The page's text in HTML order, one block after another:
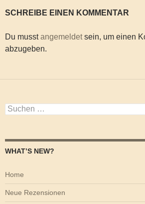
SCHREIBE EINEN KOMMENTAR
Du musstangemeldetsein, um einen
abzugeben.
Suchen
nach:
WHAT’S NEW?
Home
Neue Rezensionen